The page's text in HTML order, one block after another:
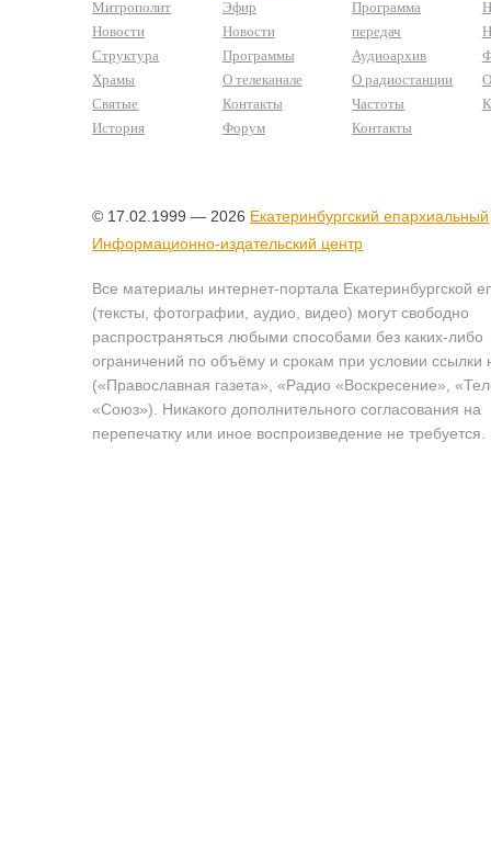
Митрополит
Новости
Структура
Храмы
Святые
История
Эфир
Новости
Программы
О телеканале
Контакты
Форум
Программа
передач
Аудиоархив
О радиостанции
Частоты
Контакты
© 17.02.1999 — 2026 Екатеринбургский епархиальный
Информационно-издательский центр
Все материалы интернет-портала Екатеринбургской
(тексты, фотографии, аудио, видео) могут свободно
распространяться любыми способами без каких-либо
ограничений по объёму и срокам при условии ссылки
(«Православная газета», «Радио «Воскресение»,
«Союз»). Никакого дополнительного согласования на
перепечатку или иное воспроизведение не требуется.